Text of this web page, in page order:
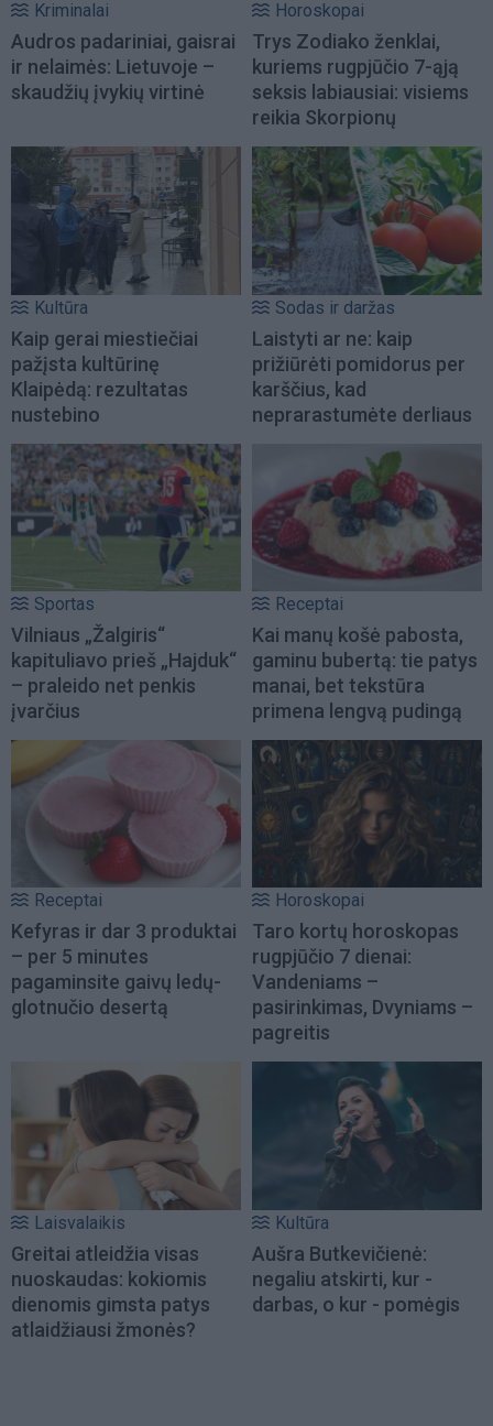
Kriminalai
Audros padariniai, gaisrai
ir nelaimės: Lietuvoje –
skaudžių įvykių virtinė
Horoskopai
Trys Zodiako ženklai,
kuriems rugpjūčio 7-ąją
seksis labiausiai: visiems
reikia Skorpionų
Kultūra
Kaip gerai miestiečiai
pažįsta kultūrinę
Klaipėdą: rezultatas
nustebino
Sodas ir daržas
Laistyti ar ne: kaip
prižiūrėti pomidorus per
karščius, kad
neprarastumėte derliaus
Sportas
Vilniaus „Žalgiris“
kapituliavo prieš „Hajduk“
– praleido net penkis
įvarčius
Receptai
Kai manų košė pabosta,
gaminu bubertą: tie patys
manai, bet tekstūra
primena lengvą pudingą
Receptai
Kefyras ir dar 3 produktai
– per 5 minutes
pagaminsite gaivų ledų-
glotnučio desertą
Horoskopai
Taro kortų horoskopas
rugpjūčio 7 dienai:
Vandeniams –
pasirinkimas, Dvyniams –
pagreitis
Laisvalaikis
Greitai atleidžia visas
nuoskaudas: kokiomis
dienomis gimsta patys
atlaidžiausi žmonės?
Kultūra
Aušra Butkevičienė:
negaliu atskirti, kur -
darbas, o kur - pomėgis